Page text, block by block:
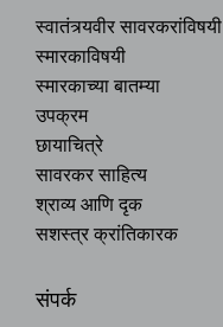
स्वातंत्र्यवीर सावरकरांविषयी
स्मारकाविषयी
स्मारकाच्या बातम्या
उपक्रम
छायाचित्रे
सावरकर साहित्य
श्राव्य आणि दृक
सशस्त्र क्रांतिकारक
संपर्क